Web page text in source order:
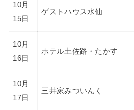
10月
15日
ゲストハウス水仙
10月
16日
ホテル土佐路・たかす
10月
17日
三井家みついんく